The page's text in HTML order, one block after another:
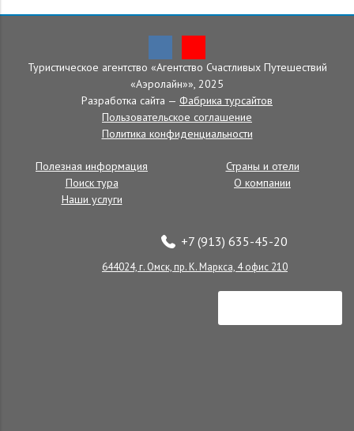
Главная»Страны и отели»Россия»Байкал
Байкальский странник - осень
Туристическое агентство «Агентство Счастливых Путешествий
«Аэролайн»», 2025
Разработка сайта — Фабрика турсайтов
Пользовательское соглашение
Политика конфиденциальности
Полезная информация
Поиск тура
Наши услуги
Страны и отели
О компании
+7 (913) 635-45-20
644024, г. Омск, пр. К. Маркса, 4 офис 210